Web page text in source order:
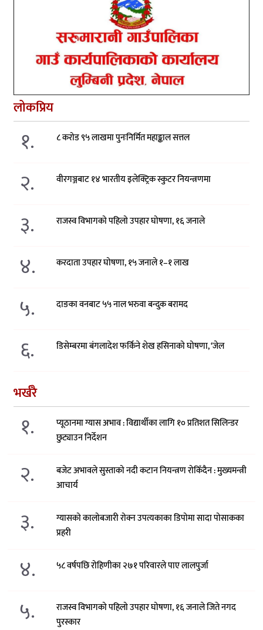
लोकप्रिय
१. ८ करोड ९५ लाखमा पुनःनिर्मित महाङ्काल सत्तल
२. वीरगञ्जबाट १४ भारतीय इलेक्ट्रिक स्कुटर नियन्त्रणमा
३. राजस्व विभागको पहिलो उपहार घोषणा, १६ जनाले
४. करदाता उपहार घोषणा, १५ जनाले १–१ लाख
५. दाङका वनबाट ५५ नाल भरुवा बन्दुक बरामद
६. डिसेम्बरमा बंगलादेश फर्किने शेख हसिनाको घोषणा, ‘जेल
भर्खरै
१.
प्यूठानमा ग्यास अभाव : विद्यार्थीका लागि १० प्रतिशत सिलिन्डर
छुट्याउन निर्देशन
२.
बजेट अभावले सुस्ताको नदी कटान नियन्त्रण रोकिँदैन : मुख्यमन्त्री
आचार्य
३.
ग्यासको कालोबजारी रोक्न उपत्यकाका डिपोमा सादा पोसाकका
प्रहरी
४. ५८ वर्षपछि रोहिणीका २७१ परिवारले पाए लालपुर्जा
५.
राजस्व विभागको पहिलो उपहार घोषणा, १६ जनाले जिते नगद
पुरस्कार